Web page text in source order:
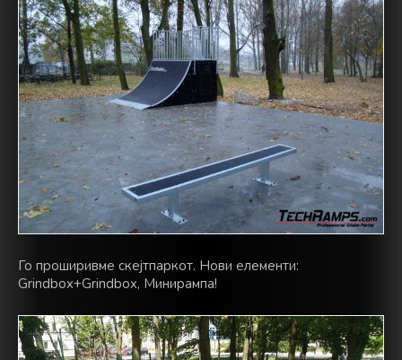
Го проширивме скејтпаркот. Нови елементи:
Grindbox+Grindbox, Минирампа!